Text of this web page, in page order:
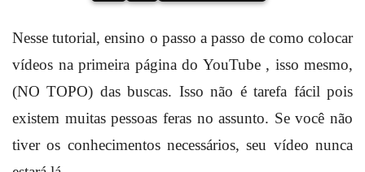
Nesse tutorial, ensino o passo a passo de como colocar
vídeos na primeira página do YouTube , isso mesmo,
(NO TOPO) das buscas. Isso não é tarefa fácil pois
existem muitas pessoas feras no assunto. Se você não
tiver os conhecimentos necessários, seu vídeo nunca